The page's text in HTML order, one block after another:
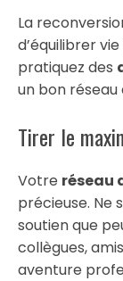
La
d’équilibrer
pratiquez des
un bon réseau
Tirer le
Votre réseau
précieuse. Ne
soutien que
collègues,
aventure